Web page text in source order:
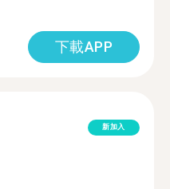
下載APP
新加入